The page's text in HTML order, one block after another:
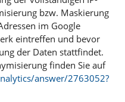
bzw. Maskierung
im Google
eintreffen und bevor
der Daten stattfindet.
finden Sie auf
answer/2763052?